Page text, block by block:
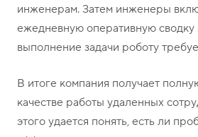
инженерам. Затем инженеры
ежедневную оперативную сводку
выполнение задачи роботу
В итоге компания получает
качестве работы удаленных
этого удается понять, есть ли